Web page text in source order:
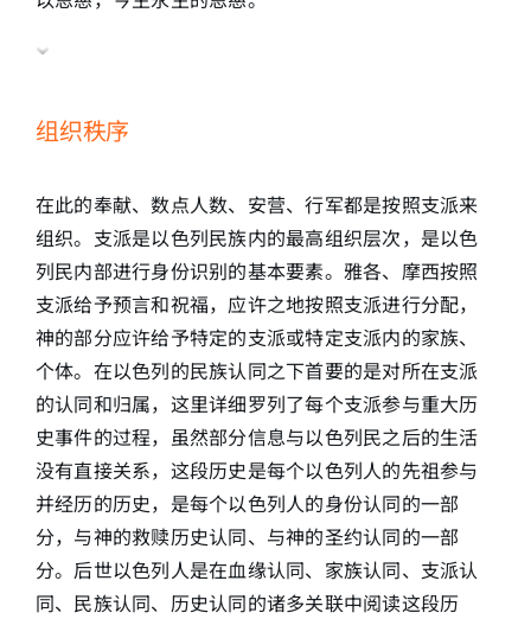
组织秩序
在此的奉献、数点人数、安营、行军都是按照支派来
组织。支派是以色列民族内的最高组织层次，是以色
列民内部进行身份识别的基本要素。雅各、摩西按照
支派给予预言和祝福，应许之地按照支派进行分配，
神的部分应许给予特定的支派或特定支派内的家族、
个体。在以色列的民族认同之下首要的是对所在支派
的认同和归属，这里详细罗列了每个支派参与重大历
史事件的过程，虽然部分信息与以色列民之后的生活
没有直接关系，这段历史是每个以色列人的先祖参与
并经历的历史，是每个以色列人的身份认同的一部
分，与神的救赎历史认同、与神的圣约认同的一部
分。后世以色列人是在血缘认同、家族认同、支派认
同、民族认同、历史认同的诸多关联中阅读这段历